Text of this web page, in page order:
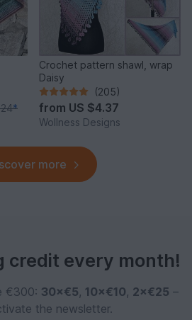
*
Crochet pattern shawl, wrap
Daisy
(205)
from US $4.37
Wollness Designs
more
credit every month!
€300: 30×€5, 10×€10, 2×€25 –
the newsletter.